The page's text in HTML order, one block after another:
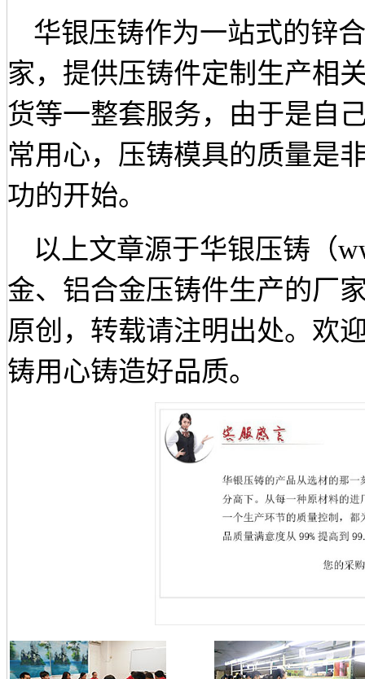
华银压铸作为一站式的锌
家，提供压铸件定制生产相
货等一整套服务，由于是自
常用心，压铸模具的质量是
功的开始。
以上文章源于华银压铸（
金、铝合金压铸件生产的厂
原创，转载请注明出处。欢
铸用心铸造好品质。